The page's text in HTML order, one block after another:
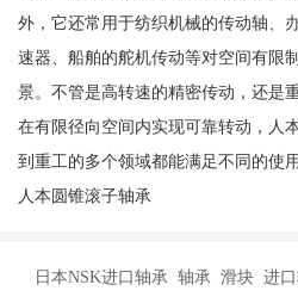
外，它还常用于纺织机械的传动轴、
速器、船舶的舵机传动等对空间有限
景。不管是高转速的精密传动，还是
在有限径向空间内实现可靠转动，人
到重工的多个领域都能满足不同的使用
人本圆锥滚子轴承
日本NSK进口轴承 轴承 滑块 进